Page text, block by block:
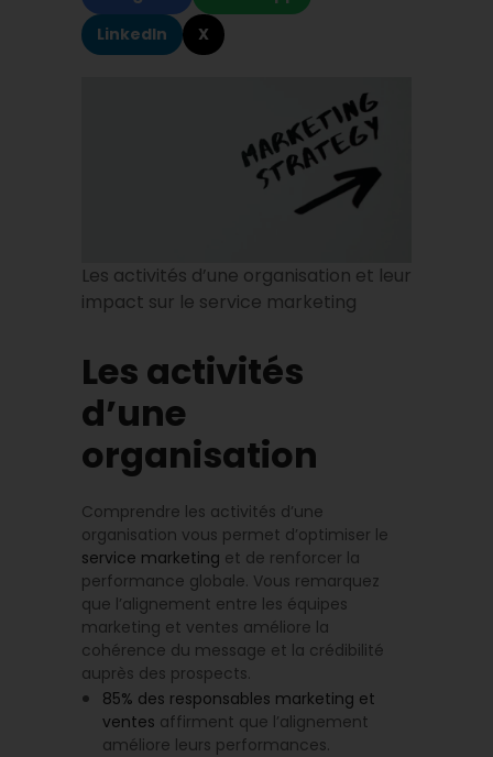
LinkedIn
X
Les activités d’une organisation et leur
impact sur le service marketing
Les activités
d’une
organisation
Comprendre les activités d’une
organisation vous permet d’optimiser le
service marketing et de renforcer la
performance globale. Vous remarquez
que l’alignement entre les équipes
marketing et ventes améliore la
cohérence du message et la crédibilité
auprès des prospects.
85% des responsables marketing et
ventes affirment que l’alignement
améliore leurs performances.